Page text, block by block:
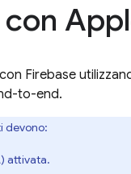
Firebase
to-end.
devono:
attivata.